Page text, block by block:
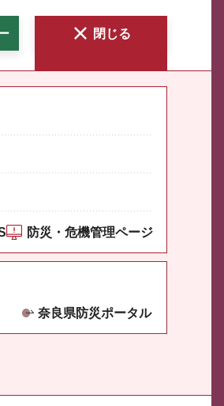
閉じる
防災・危機管理ページ
奈良県防災ポータル